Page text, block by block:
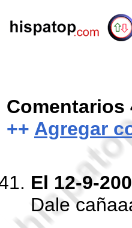
Comentarios
++ Agregar
El 12-9-
Dale